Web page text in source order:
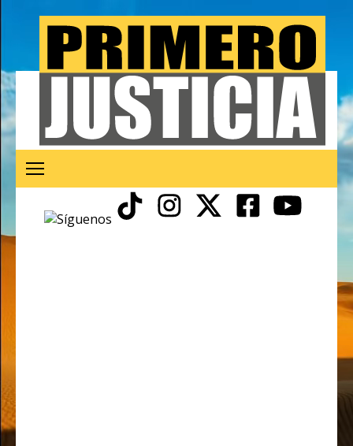
pobreza